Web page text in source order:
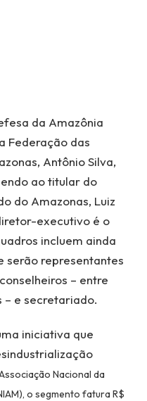
da Amazônia
Federação das
Antônio Silva,
ao titular do
do Amazonas, Luiz
executivo é o
incluem ainda
serão representantes
– entre
– e secretariado.
iniciativa que
Nacional da
o segmento fatura R$